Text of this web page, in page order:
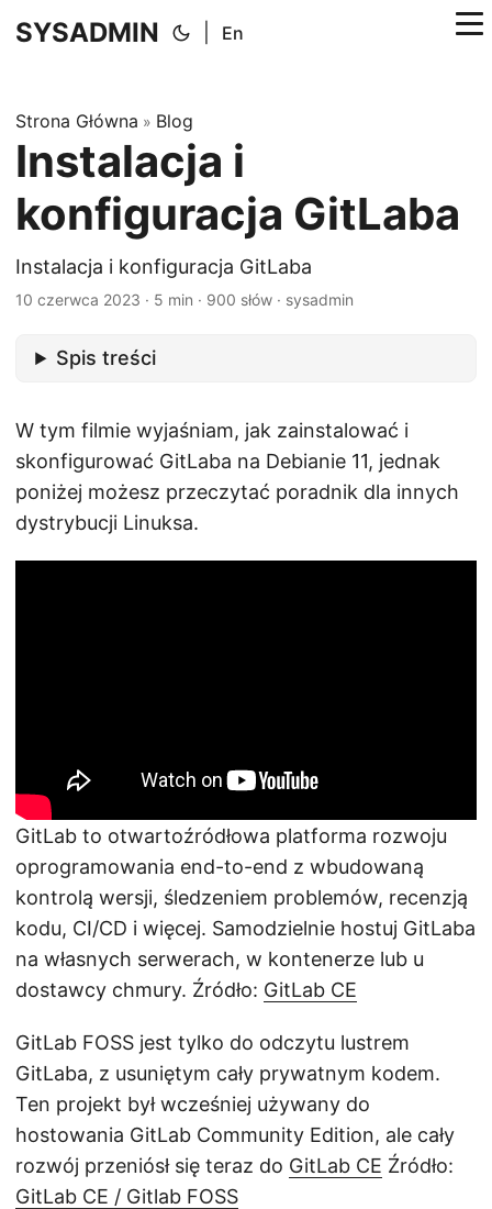
SYSADMIN En
Strona Główna » Blog
Instalacja i
konfiguracja GitLaba
Instalacja i konfiguracja GitLaba
10 czerwca 2023 · 5 min · 900 słów · sysadmin
Spis treści
W tym filmie wyjaśniam, jak zainstalować i
skonfigurować GitLaba na Debianie 11, jednak
poniżej możesz przeczytać poradnik dla innych
dystrybucji Linuksa.
GitLab to otwartoźródłowa platforma rozwoju
oprogramowania end-to-end z wbudowaną
kontrolą wersji, śledzeniem problemów, recenzją
kodu, CI/CD i więcej. Samodzielnie hostuj GitLaba
na własnych serwerach, w kontenerze lub u
dostawcy chmury. Źródło: GitLab CE
GitLab FOSS jest tylko do odczytu lustrem
GitLaba, z usuniętym cały prywatnym kodem.
Ten projekt był wcześniej używany do
hostowania GitLab Community Edition, ale cały
rozwój przeniósł się teraz do GitLab CE Źródło:
GitLab CE / Gitlab FOSS